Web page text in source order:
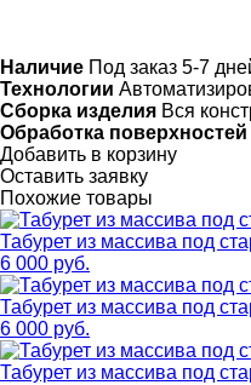
Наличие Под заказ 5-7
Технологии
Сборка изделия Вся
Обработка поверхностей
Добавить в корзину
Оставить заявку
Похожие товары
Табурет из массива под
6 000 руб.
Табурет из массива под
6 000 руб.
Табурет из массива под